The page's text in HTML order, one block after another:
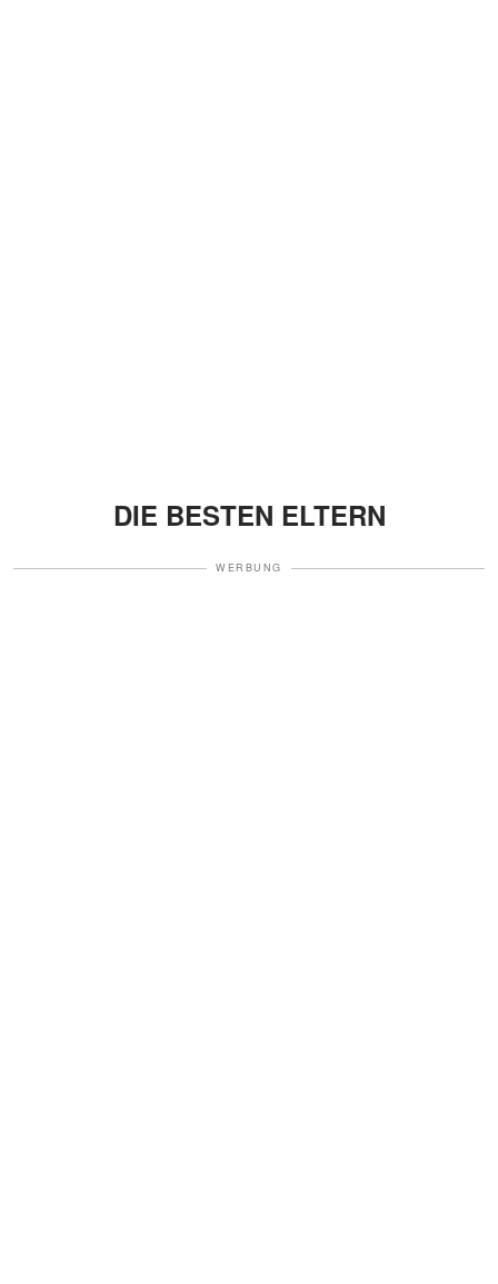
DIE BESTEN ELTERN
WERBUNG